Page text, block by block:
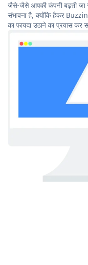
जैसे-जैसे आपकी कंपनी बढ़ती जा
संभावना है, क्योंकि हैकर
का फायदा उठाने का प्रयास कर